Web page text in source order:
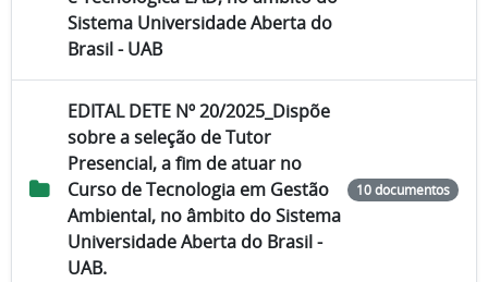
Sistema Universidade Aberta do
Brasil - UAB
EDITAL DETE Nº 20/2025_Dispõe
sobre a seleção de Tutor
Presencial, a fim de atuar no
Curso de Tecnologia em Gestão
Ambiental, no âmbito do Sistema
Universidade Aberta do Brasil -
UAB.
10 documentos